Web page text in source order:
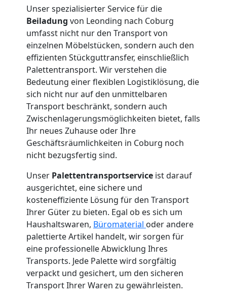
Unser spezialisierter Service für die
Beiladung von Leonding nach Coburg
umfasst nicht nur den Transport von
einzelnen Möbelstücken, sondern auch den
effizienten Stückguttransfer, einschließlich
Palettentransport. Wir verstehen die
Bedeutung einer flexiblen Logistiklösung, die
sich nicht nur auf den unmittelbaren
Transport beschränkt, sondern auch
Zwischenlagerungsmöglichkeiten bietet, falls
Ihr neues Zuhause oder Ihre
Geschäftsräumlichkeiten in Coburg noch
nicht bezugsfertig sind.
Unser Palettentransportservice ist darauf
ausgerichtet, eine sichere und
kosteneffiziente Lösung für den Transport
Ihrer Güter zu bieten. Egal ob es sich um
Haushaltswaren, Büromaterial oder andere
palettierte Artikel handelt, wir sorgen für
eine professionelle Abwicklung Ihres
Transports. Jede Palette wird sorgfältig
verpackt und gesichert, um den sicheren
Transport Ihrer Waren zu gewährleisten.
International
Internationaler
Umzug
Nationaler
Umzug